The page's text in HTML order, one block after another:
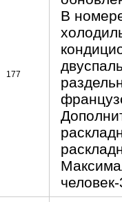
177
В